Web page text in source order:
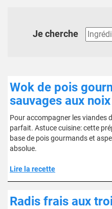
Je cherche
Wok de pois
sauvages aux
Pour accompagner les viandes
parfait. Astuce cuisine: cette
base de pois gourmands et
absolue.
Lire la recette
Radis frais aux